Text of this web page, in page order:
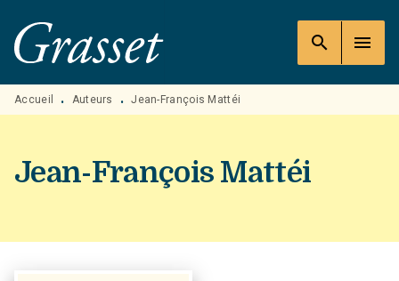
MENU RECHERCHE
PIED DE PAGE
search menu
Accueil • Auteurs • Jean-François Mattéi
Jean-François Mattéi